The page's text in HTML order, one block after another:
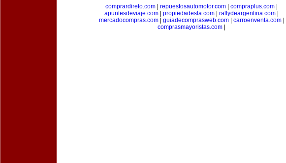
comprardireto.com
repuestosautomotor.com compraplus.com
apuntesdeviaje.com
propiedadesla.com rallydeargentina.com
mercadocompras.com| guiadecomprasweb.com| carroenventa.com|
comprasmayoristas.com